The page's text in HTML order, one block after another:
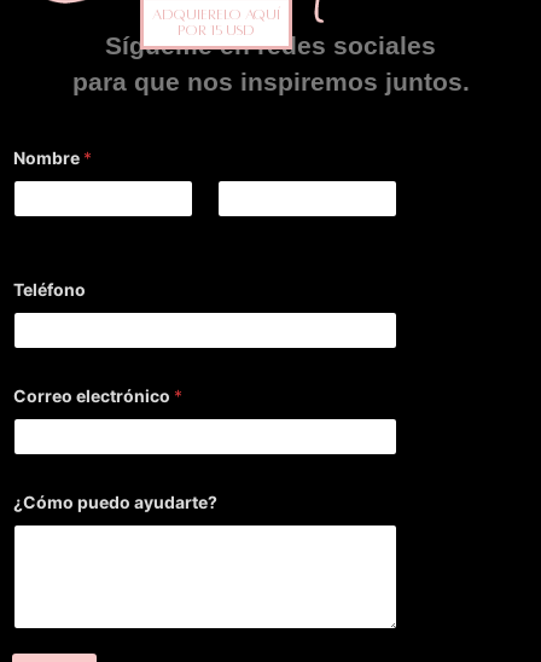
ADQUIERELO AQUÍ
POR 15 USD
Sígueme en redes sociales
para que nos inspiremos juntos.
Nombre *
Teléfono
Correo electrónico *
¿Cómo puedo ayudarte?